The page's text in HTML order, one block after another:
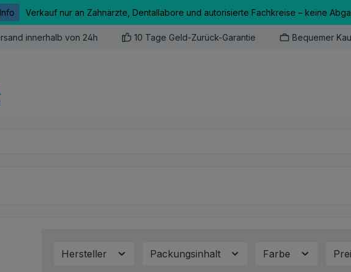
Info Verkauf nur an Zahnärzte, Dentallabore und autorisierte Fachkreise – keine
innerhalb von 24h 10 Tage Geld-Zurück-Garantie Bequemer
Hersteller Packungsinhalt Farbe